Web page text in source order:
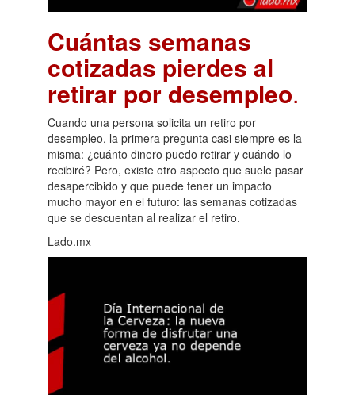
Cuántas semanas
cotizadas pierdes al
retirar por desempleo.
Cuando una persona solicita un retiro por
desempleo, la primera pregunta casi siempre es la
misma: ¿cuánto dinero puedo retirar y cuándo lo
recibiré? Pero, existe otro aspecto que suele pasar
desapercibido y que puede tener un impacto
mucho mayor en el futuro: las semanas cotizadas
que se descuentan al realizar el retiro.
Lado.mx